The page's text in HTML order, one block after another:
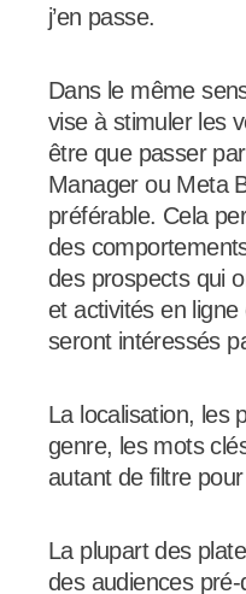
j’en passe.
Dans le même
vise à stimuler les
être que passer
Manager ou Meta
préférable. Cela
des
des prospects qui
et activités en ligne
seront intéressés
La localisation, les
genre, les mots
autant de filtre
La plupart des
des audiences